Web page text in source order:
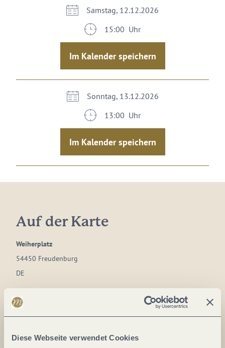
Diese Webseite verwendet Cookies
Samstag, 12.12.2026
15:00 Uhr
Im Kalender speichern
Sonntag, 13.12.2026
13:00 Uhr
Im Kalender speichern
Auf der Karte
Weiherplatz
54450 Freudenburg
DE
Tel.:
E-Mail:info@saar-obermosel.de